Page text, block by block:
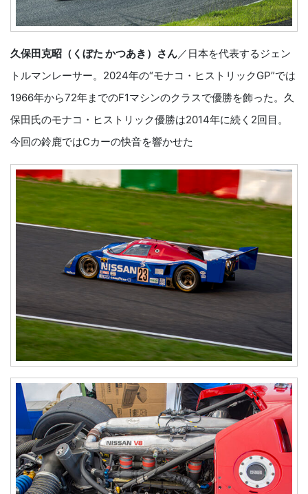
久保田克昭（くぼた かつあき）さん／日本を代表するジェン
トルマンレーサー。2024年の“モナコ・ヒストリックGP”では
1966年から72年までのF1マシンのクラスで優勝を飾った。久
保田氏のモナコ・ヒストリック優勝は2014年に続く2回目。
今回の鈴鹿ではCカーの快音を響かせた